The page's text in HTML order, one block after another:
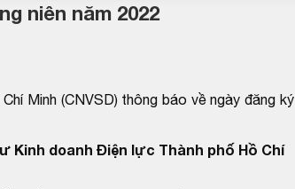
niên năm 2022
Minh (CNVSD) thông báo về ngày đăng ký
Kinh doanh Điện lực Thành phố Hồ Chí